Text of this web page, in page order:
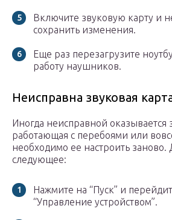
Включите звуковую карту и
сохранить изменения.
Еще раз перезагрузите
работу наушников.
Неисправна звуковая
Иногда неисправной оказывается
работающая с перебоями или
необходимо ее настроить заново.
следующее:
Нажмите на “Пуск” и
“Управление устройством”.